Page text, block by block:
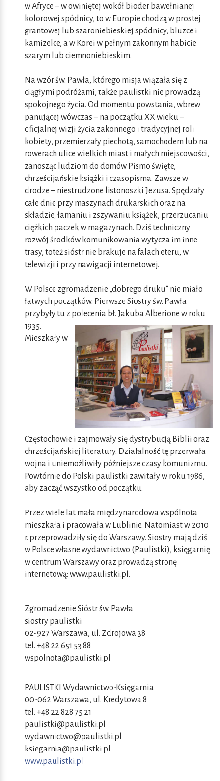
w Afryce – w owiniętej wokół bioder bawełnianej
kolorowej spódnicy, to w Europie chodzą w prostej
grantowej lub szaroniebieskiej spódnicy, bluzce i
kamizelce, a w Korei w pełnym zakonnym habicie
szarym lub ciemnoniebieskim.
Na wzór św. Pawła, którego misja wiązała się z
ciągłymi podróżami, także paulistki nie prowadzą
spokojnego życia. Od momentu powstania, wbrew
panującej wówczas – na początku XX wieku –
oficjalnej wizji życia zakonnego i tradycyjnej roli
kobiety, przemierzały piechotą, samochodem lub na
rowerach ulice wielkich miast i małych miejscowości,
zanosząc ludziom do domów Pismo święte,
chrześcijańskie książki i czasopisma. Zawsze w
drodze – niestrudzone listonoszki Jezusa. Spędzały
całe dnie przy maszynach drukarskich oraz na
składzie, łamaniu i zszywaniu książek, przerzucaniu
ciężkich paczek w magazynach. Dziś techniczny
rozwój środków komunikowania wytycza im inne
trasy, toteż sióstr nie brakuje na falach eteru, w
telewizji i przy nawigacji internetowej.
W Polsce zgromadzenie „dobrego druku” nie miało
łatwych początków. Pierwsze Siostry św. Pawła
przybyły tu z polecenia bł. Jakuba Alberione w roku
1935.
Mieszkały w
Częstochowie i zajmowały się dystrybucją Biblii oraz
chrześcijańskiej literatury. Działalność tę przerwała
wojna i uniemożliwiły późniejsze czasy komunizmu.
Powtórnie do Polski paulistki zawitały w roku 1986,
aby zacząć wszystko od początku.
Przez wiele lat mała międzynarodowa wspólnota
mieszkała i pracowała w Lublinie. Natomiast w 2010
r. przeprowadziły się do Warszawy. Siostry mają dziś
w Polsce własne wydawnictwo (Paulistki), księgarnię
w centrum Warszawy oraz prowadzą stronę
internetową: www.paulistki.pl.
Zgromadzenie Sióstr św. Pawła
siostry paulistki
02-927 Warszawa, ul. Zdrojowa 38
tel. +48 22 651 53 88
wspolnota@paulistki.pl
PAULISTKI Wydawnictwo-Księgarnia
00-062 Warszawa, ul. Kredytowa 8
tel. +48 22 828 75 21
paulistki@paulistki.pl
wydawnictwo@paulistki.pl
ksiegarnia@paulistki.pl
www.paulistki.pl